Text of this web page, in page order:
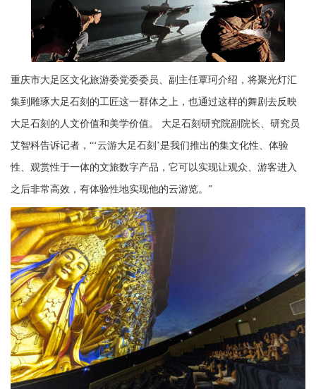
重庆市大足区文化旅游委党委委员、副主任覃珂介绍，将聚光灯汇
集到雕琢大足石刻的工匠这一群体之上，也通过这样的舞剧去反映
大足石刻的人文价值和美学价值。 大足石刻研究院副院长、研究员
艾智科告诉记者，“‘云游大足石刻’是我们推出的集文化性、体验
性、观赏性于一体的文旅数字产品，它可以实现让观众、游客进入
之后非常高效，有体验性地实现他的云游览。”